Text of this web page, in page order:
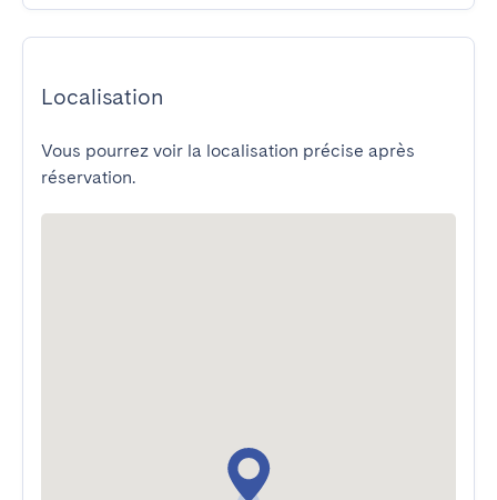
Localisation
Vous pourrez voir la localisation précise après
réservation.